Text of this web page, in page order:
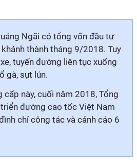
Ngãi có tổng vốn đầu tư
thành tháng 9/2018. Tuy
tuyến đường liên tục xuống
gà, sụt lún.
cấp này, cuối năm 2018, Tổng
đường cao tốc Việt Nam
chỉ công tác và cảnh cáo 6